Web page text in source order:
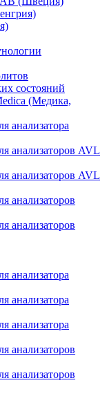
состояний
(Медика,
анализатора
анализаторов AVL
анализаторов AVL
анализаторов
анализаторов
анализатора
анализатора
анализатора
анализаторов
анализаторов